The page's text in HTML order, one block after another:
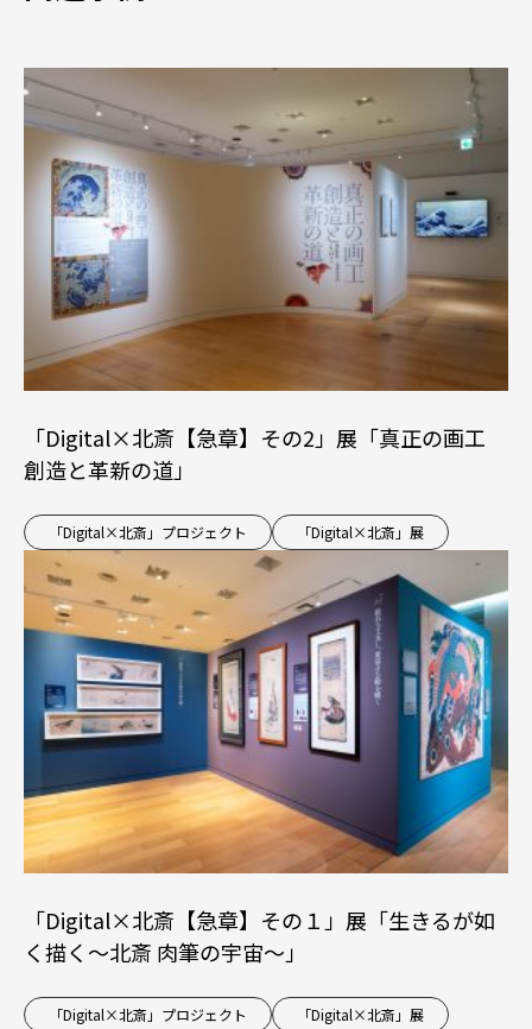
「Digital×北斎【急章】その2」展「真正の画工
創造と革新の道」
「Digital×北斎」プロジェクト 「Digital×北斎」展
「Digital×北斎【急章】その１」展「生きるが如
く描く～北斎 肉筆の宇宙～」
「Digital×北斎」プロジェクト
「Digital×北斎」展